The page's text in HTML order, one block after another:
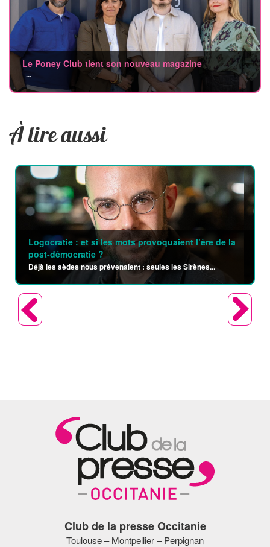
Le Poney Club tient son nouveau magazine
...
À lire aussi
Logocratie : et si les mots provoquaient l’ère de la
post-démocratie ?
Déjà les aèdes nous prévenaient : seules les Sirènes...
Club de la presse Occitanie
Toulouse – Montpellier – Perpignan